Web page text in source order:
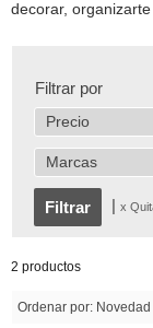
decorar,
Filtrar por
Precio
Marcas
| x
2 productos
Ordenar por: Novedad